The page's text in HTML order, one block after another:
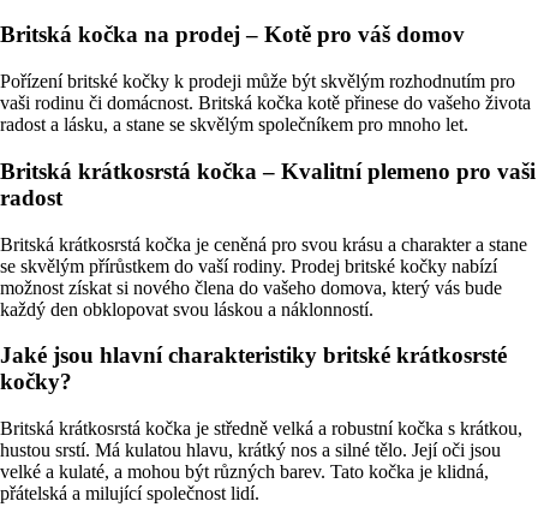
Britská kočka na prodej – Kotě pro váš domov
Pořízení britské kočky k prodeji může být skvělým rozhodnutím pro
vaši rodinu či domácnost. Britská kočka kotě přinese do vašeho života
radost a lásku, a stane se skvělým společníkem pro mnoho let.
Britská krátkosrstá kočka – Kvalitní plemeno pro vaši
radost
Britská krátkosrstá kočka je ceněná pro svou krásu a charakter a stane
se skvělým přírůstkem do vaší rodiny. Prodej britské kočky nabízí
možnost získat si nového člena do vašeho domova, který vás bude
každý den obklopovat svou láskou a náklonností.
Jaké jsou hlavní charakteristiky britské krátkosrsté
kočky?
Britská krátkosrstá kočka je středně velká a robustní kočka s krátkou,
hustou srstí. Má kulatou hlavu, krátký nos a silné tělo. Její oči jsou
velké a kulaté, a mohou být různých barev. Tato kočka je klidná,
přátelská a milující společnost lidí.